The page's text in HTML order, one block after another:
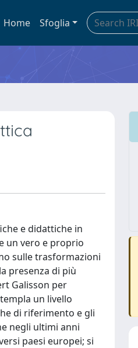
Home Sfoglia
e didattiche in
un vero e proprio
sulle trasformazioni
presenza di più
Galisson per
un livello
di riferimento e gli
negli ultimi anni
paesi europei; si